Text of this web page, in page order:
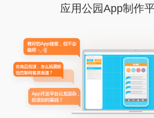
应用公园App制作